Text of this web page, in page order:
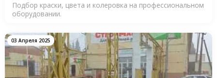
Подбор краски, цвета и колеровка на профессиональном
оборудовании.
03 Апреля 2025